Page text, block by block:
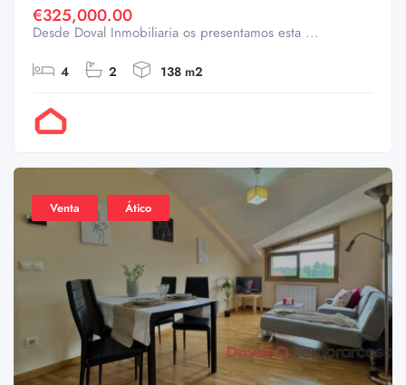
€325,000.00
Desde Doval Inmobiliaria os presentamos esta ...
4 2 138 m2
Venta Ático